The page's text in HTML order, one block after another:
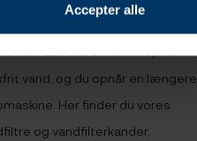
Accepter alle
den absolut bedste kop kaffe
vand, og du opnår en længere
Her finder du vores
og vandfilterkander.